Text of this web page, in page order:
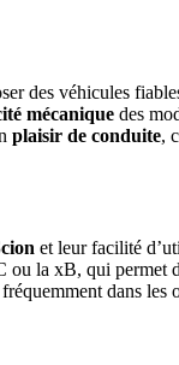
des véhicules
mécanique des
plaisir de conduite,
et leur facilité
ou la xB, qui permet
dans les